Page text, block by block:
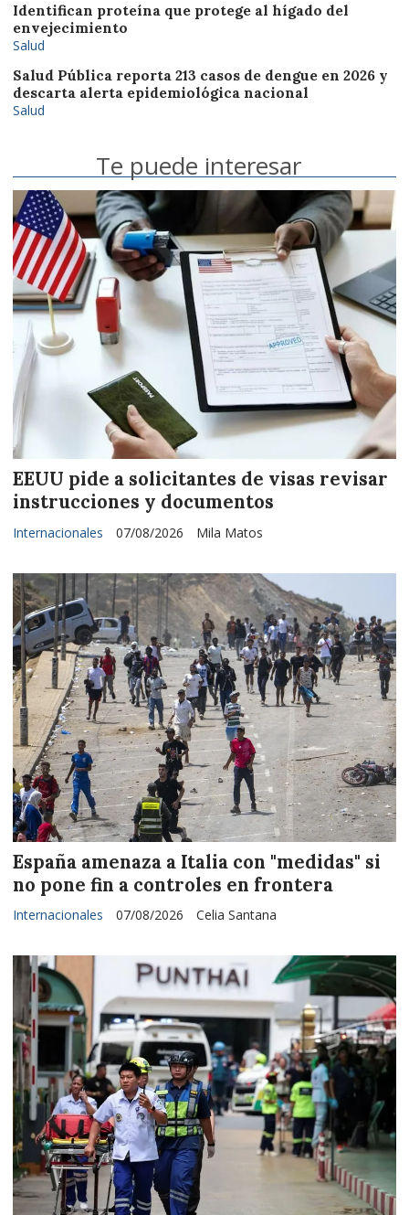
Identifican proteína que protege al hígado del
envejecimiento
Salud
Salud Pública reporta 213 casos de dengue en 2026 y
descarta alerta epidemiológica nacional
Salud
Te puede interesar
EEUU pide a solicitantes de visas revisar
instrucciones y documentos
Mila Matos
Internacionales 07/08/2026
España amenaza a Italia con "medidas" si
no pone fin a controles en frontera
Celia Santana
Internacionales 07/08/2026